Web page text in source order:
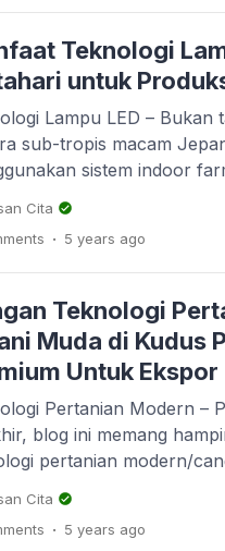
negara lain. Tak
elektronik […]
Teknologi
untuk
Lampu LED – Bukan
sub-tropis macam
sistem indoor
tropis seperti Indonesia
harinya sama (sama-
jauh sekali berbeda.
siang hari
[…]
Cita
. 5 years ago
Teknologi
Muda di Kudus
Untuk Ekspor
Pertanian Modern –
blog ini memang
pertanian modern/
belahan dunia.
atau pertanian vertikal
New Jersey,
Cita
. 5 years ago